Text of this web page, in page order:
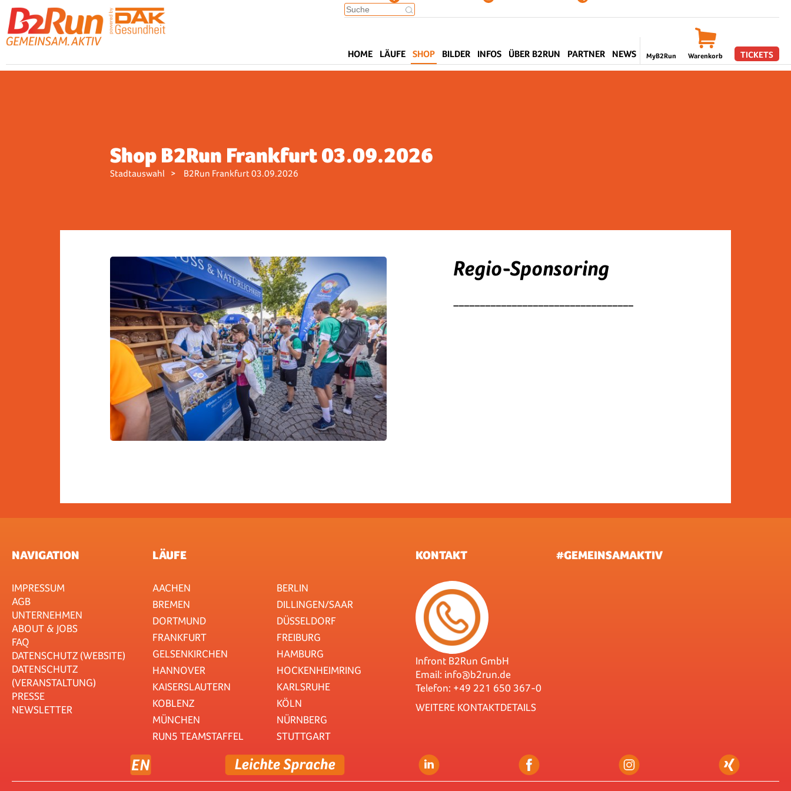
MyB2Run Warenkorb TICKETS
HOME LÄUFE SHOP BILDER INFOS ÜBER B2RUN PARTNER NEWS
Shop B2Run Frankfurt 03.09.2026
Stadtauswahl B2Run Frankfurt 03.09.2026
Regio-Sponsoring
NAVIGATION
IMPRESSUM
AGB
UNTERNEHMEN
ABOUT & JOBS
FAQ
DATENSCHUTZ (WEBSITE)
DATENSCHUTZ
(VERANSTALTUNG)
PRESSE
NEWSLETTER
LÄUFE
AACHEN
BERLIN
BREMEN
DILLINGEN/SAAR
DORTMUND
DÜSSELDORF
FRANKFURT
FREIBURG
GELSENKIRCHEN
HAMBURG
HANNOVER
HOCKENHEIMRING
KAISERSLAUTERN
KARLSRUHE
KOBLENZ
KÖLN
MÜNCHEN
NÜRNBERG
RUN5 TEAMSTAFFEL
STUTTGART
KONTAKT
Infront B2Run GmbH
Email: info@b2run.de
Telefon: +49 221 650 367-0
WEITERE KONTAKTDETAILS
#GEMEINSAMAKTIV